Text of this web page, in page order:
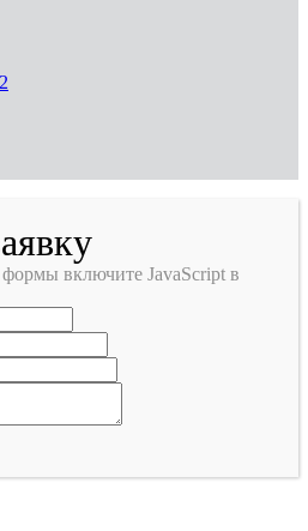
включите JavaScript в